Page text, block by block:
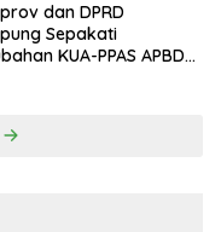
dan DPRD
Sepakati
KUA-PPAS APBD